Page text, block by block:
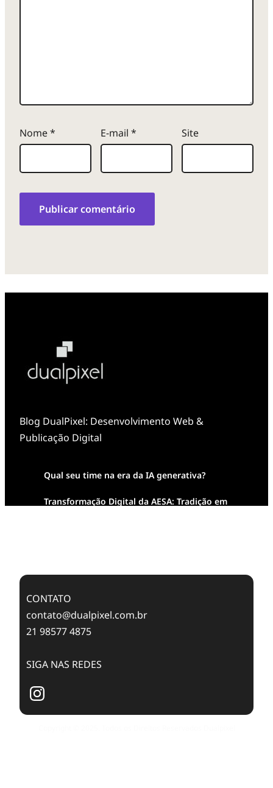
Nome* E-mail * Site
Blog DualPixel: Desenvolvimento Web &
Publicação Digital
Qual seu time na era da IA generativa?
Transformação Digital da AESA: Tradição em
CONTATO
contato@dualpixel.com.br
21 98577 4875
SIGA NAS REDES